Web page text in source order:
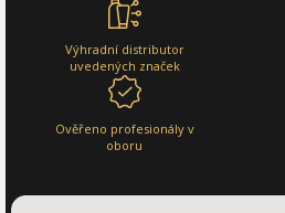
Výhradní distributor
uvedených značek
Ověřeno profesionály v
oboru